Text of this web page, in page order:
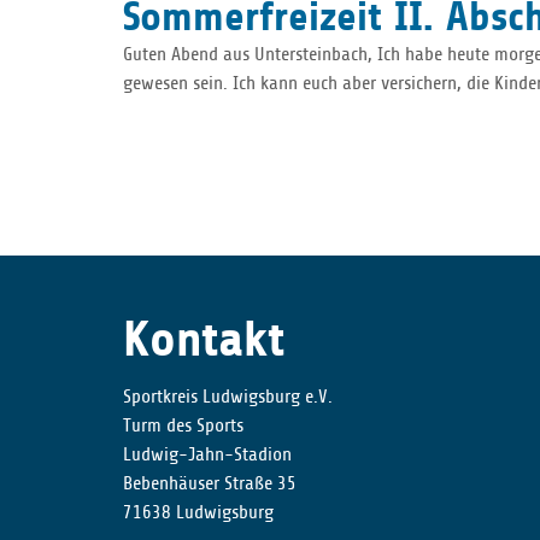
Sommerfreizeit II.
Guten Abend aus Untersteinbach, Ich habe heute
gewesen sein. Ich kann euch aber versichern, die
Kontakt
Sportkreis Ludwigsburg e.V.
Turm des Sports
Ludwig-Jahn-Stadion
Bebenhäuser Straße 35
71638 Ludwigsburg